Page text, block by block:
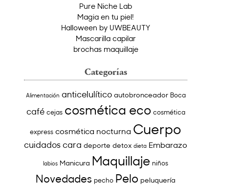
Pure Niche Lab
Magia en tu piel!
Halloween by UWBEAUTY
Mascarilla capilar
brochas maquillaje
Categorías
Alimentación anticelulítico autobronceador Boca
café cejas cosmética eco cosmética
express cosmética nocturna Cuerpo
cuidados cara deporte detox dieta Embarazo
labios Manicura Maquillaje niños
Novedades pecho Pelo peluquería